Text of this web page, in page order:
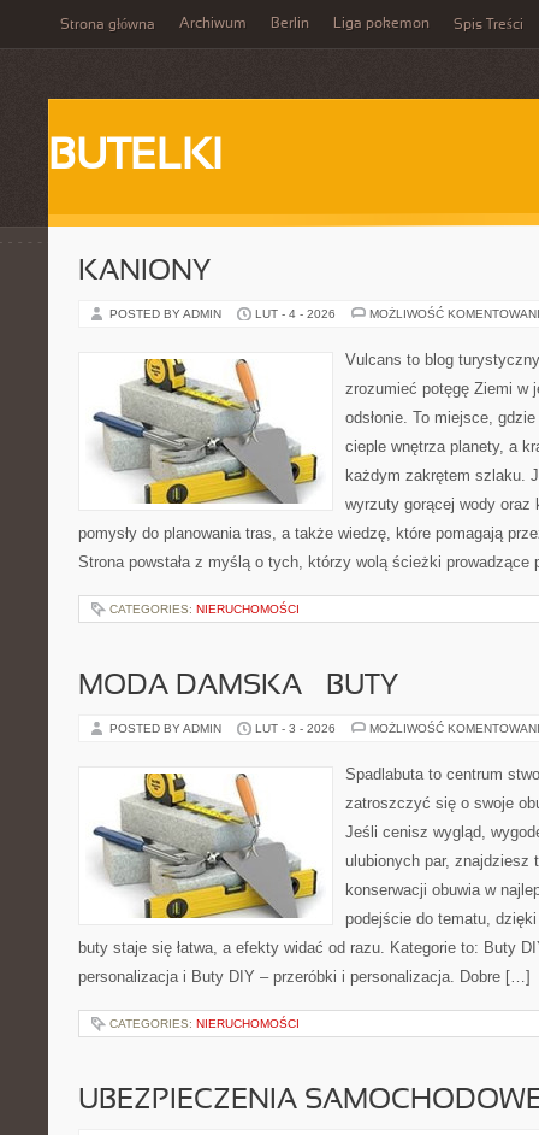
Strona główna Archiwum Berlin Liga pokemon Spis Treści
BUTELKI
KANIONY
POSTED BY ADMIN LUT - 4 - 2026 MOŻLIWOŚĆ
Vulcans to blog
zrozumieć potęgę Ziemi w
odsłonie. To miejsce,
cieple wnętrza planety, a
każdym zakrętem szlaku.
wyrzuty gorącej wody oraz
pomysły do planowania tras, a także wiedzę, które pomagają
Strona powstała z myślą o tych, którzy wolą ścieżki
CATEGORIES: NIERUCHOMOŚCI
MODA DAMSKA – BUTY
POSTED BY ADMIN LUT - 3 - 2026 MOŻLIWOŚĆ
Spadlabuta to centrum
zatroszczyć się o swoje
Jeśli cenisz wygląd,
ulubionych par, znajdziesz
konserwacji obuwia w
podejście do tematu,
buty staje się łatwa, a efekty widać od razu. Kategorie to: Buty
personalizacja i Buty DIY – przeróbki i personalizacja. Dobre […]
CATEGORIES: NIERUCHOMOŚCI
UBEZPIECZENIA